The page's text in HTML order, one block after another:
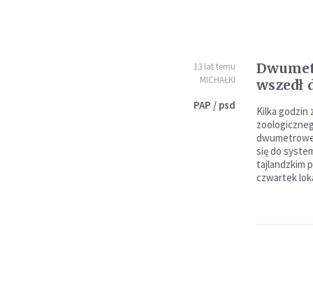
13 lat temu
MICHAŁKI
PAP / psd
wszedł
Kilka godzin
się do
tajlandzkim
czwartek